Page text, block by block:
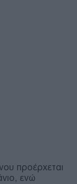
προέρχεται
ενώ